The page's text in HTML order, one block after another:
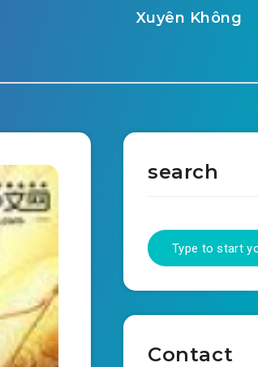
Xuyên Không
search
Contact